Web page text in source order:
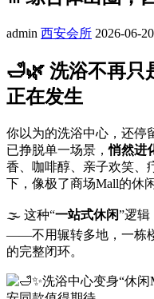
admin 西安会所 2026-06-
🛁🌿 洗浴不再只
正在发生
你以为的洗浴中心，还停
已挣脱单一场景，悄然进
香、咖啡醇、亲子欢笑
下，像极了商场Mall的休
🌫️ 这种“一站式休闲”逻
——不用辗转多地，一栋
的完整闭环。